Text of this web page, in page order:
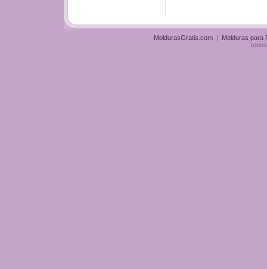
MoldurasGratis.com | Molduras